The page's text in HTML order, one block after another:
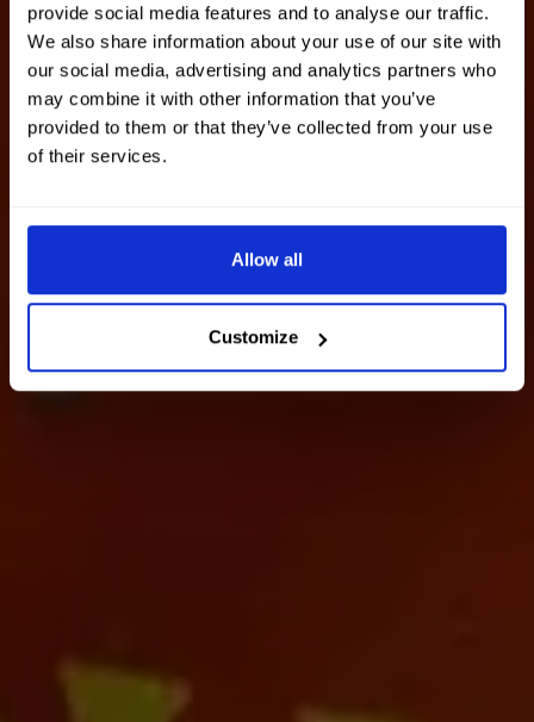
provide social media features and to analyse our traffic.
We also share information about your use of our site with
our social media, advertising and analytics partners who
may combine it with other information that you’ve
provided to them or that they’ve collected from your use
of their services.
Allow all
Customize